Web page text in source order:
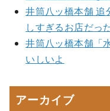
井筒八ッ橋本舗 追
しすぎるお店だっ
井筒八ッ橋本舗「
いしいよ
アーカイブ